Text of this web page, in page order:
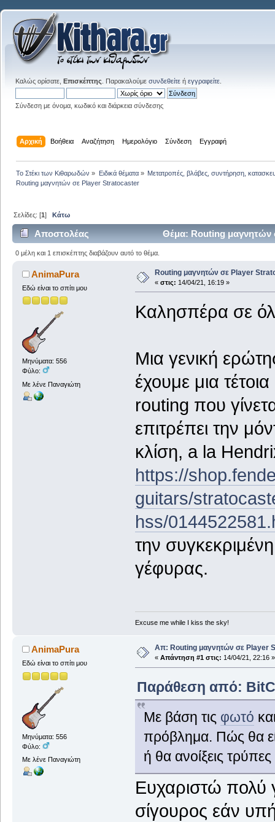
Καλώς ορίσατε, Επισκέπτης . Παρακαλούμε συνδεθείτε ή εγγραφείτε
Σύνδεση με όνομα, κωδικό και διάρκεια σύνδεσης
Αρχική Βοήθεια Αναζήτηση Ημερολόγιο Σύνδεση Εγγραφή
Το Στέκι των Κιθαρωδών » Ειδικά θέματα» Μετατροπές, βλάβες, συντήρηση,
Routing μαγνητών σε Player Stratocaster
Σελίδες: [1]Κάτω
Αποστολέας Θέμα: Routing μαγνητών
0 μέλη και 1 επισκέπτης διαβάζουν αυτό το θέμα.
AnimaPura
Εδώ είναι το σπίτι μου
Μηνύματα: 556
Φύλο:
Με λένε Παναγιώτη
Routing μαγνητών σε Player
« στις: 14/04/21, 16:19 »
Καλησπέρα σε
Μια γενική
έχουμε μια
routing που
επιτρέπει την
κλίση, a la
https://
guitars/
hss/
την
γέφυρας.
Excuse me while I kiss the sky!
AnimaPura
Εδώ είναι το σπίτι μου
Μηνύματα: 556
Φύλο:
Με λένε Παναγιώτη
Απ: Routing μαγνητών σε Player
« Απάντηση #1 στις: 14/04/21, 22:16 »
Παράθεση από:
Με βάση τις φωτό
πρόβλημα. Πώς θα
ή θα ανοίξεις
Ευχαριστώ πολύ
σίγουρος εάν